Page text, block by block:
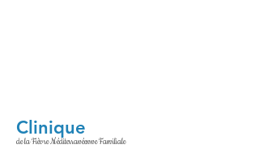
Clinique
de la Fièvre Méditerranéenne Familiale